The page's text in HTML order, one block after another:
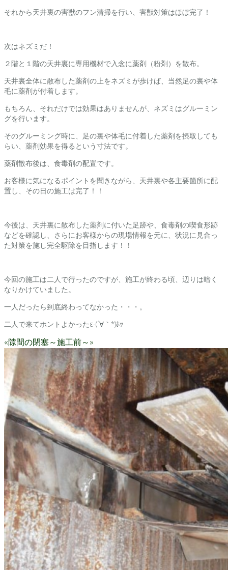
それから天井裏の害獣のフン清掃を行い、害獣対策はほぼ完了！
次はネズミだ！
２階と１階の天井裏に専用機材で入念に薬剤（粉剤）を散布。
天井裏全体に散布した薬剤の上をネズミが歩けば、当然足の裏や体
毛に薬剤が付着します。
もちろん、それだけでは効果はありませんが、ネズミはグルーミン
グを行います。
そのグルーミング時に、足の裏や体毛に付着した薬剤を摂取しても
らい、薬剤効果を得るという寸法です。
薬剤散布後は、食毒剤の配置です。
お客様に気になるポイントを聞きながら、天井裏や各主要箇所に配
置し、その日の施工は完了！！
今後は、天井裏に散布した薬剤に付いた足跡や、食毒剤の喫食形跡
などを確認し、さらにお客様からの現場情報を元に、状況に見合っ
た対策を施し完全駆除を目指します！！
今回の施工は二人で行ったのですが、施工が終わる頃、辺りは暗く
なりかけていました。
一人だったら到底終わってなかった・・・。
二人で来てホントよかったε-(´∀｀*)ﾎｯ
«隙間の閉塞～施工前～»